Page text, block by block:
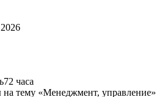
72 часа
на тему «Менеджмент, управление»